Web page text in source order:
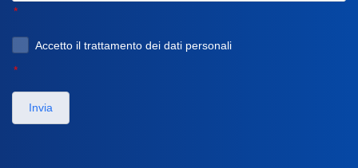
Accetto il trattamento dei dati personali
Invia